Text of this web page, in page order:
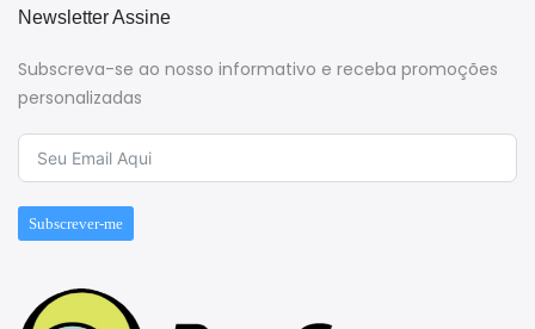
Newsletter Assine
Subscreva-se ao nosso informativo e receba promoções
personalizadas
Subscrever-me